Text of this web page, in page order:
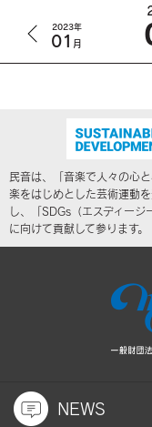
2023年
01 月
民音は、「音楽で人々の心
楽をはじめとした芸術運動
し、「SDGs（エスディー
に向けて貢献して参ります。
NEWS